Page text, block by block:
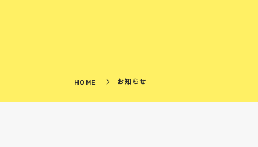
HOME お知らせ